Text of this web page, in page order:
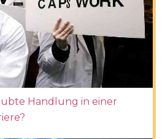
Handlung in einer